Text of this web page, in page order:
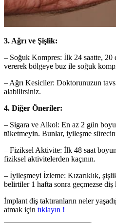
3. Ağrı ve Şişlik:
– Soğuk Kompres: İlk 24 saatte, 20
vererek bölgeye buz ile soğuk
– Ağrı Kesiciler: Doktorunuzun
alabilirsiniz.
4. Diğer Öneriler:
– Sigara ve Alkol: En az 2 gün
tüketmeyin. Bunlar, iyileşme
– Fiziksel Aktivite: İlk 48 saat
fiziksel aktivitelerden kaçının.
– İyileşmeyi İzleme: Kızarıklık,
belirtiler 1 hafta sonra geçmezse diş
İmplant diş taktıranların neler
atmak için tıklayın !